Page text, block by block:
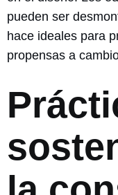
pueden ser
hace ideales para
propensas a